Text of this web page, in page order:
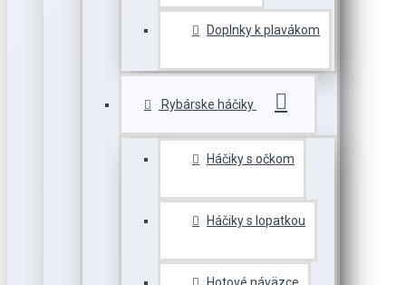
Doplnky k plavákom
Rybárske háčiky
Háčiky s očkom
Háčiky s lopatkou